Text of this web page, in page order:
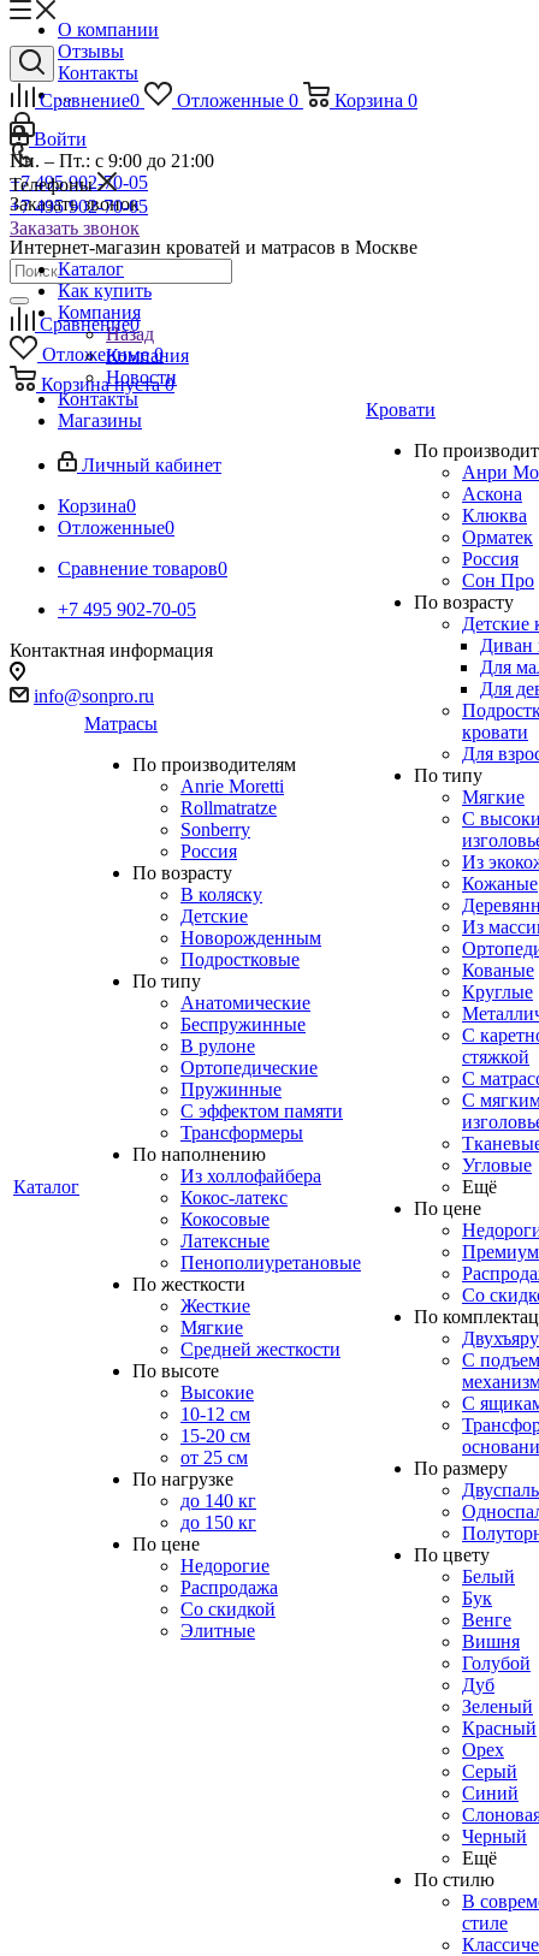
О компании
Отзывы
Контакты
...
Войти
Пн. – Пт.: с 9:00 до 21:00
+7 495 902-70-05
Заказать звонок
Интернет-магазин кроватей и матрасов в Москве
Сравнение0
Отложенные 0
Корзина пуста 0
Каталог
Матрасы
По производителям
Anrie Moretti
Rollmatratze
Sonberry
Россия
По возрасту
В коляску
Детские
Новорожденным
Подростковые
По типу
Анатомические
Беспружинные
В рулоне
Ортопедические
Пружинные
С эффектом памяти
Трансформеры
По наполнению
Из холлофайбера
Кокос-латекс
Кокосовые
Латексные
Пенополиуретановые
По жесткости
Жесткие
Мягкие
Средней жесткости
По высоте
Высокие
10-12 см
15-20 см
от 25 см
По нагрузке
до 140 кг
до 150 кг
По цене
Недорогие
Распродажа
Со скидкой
Элитные
Кровати
По
Анри
Аскона
Клюква
Орматек
Россия
Сон Про
По возрасту
Детские
Диван
Для
Для
кровати
Для
По типу
Мягкие
C
Из
Кожаные
Из
Кованые
Круглые
С
стяжкой
С
С
Угловые
Ещё
По цене
Премиум
Со
По
С
С
По размеру
По цвету
Белый
Бук
Венге
Вишня
Голубой
Дуб
Зеленый
Красный
Орех
Серый
Синий
Черный
Ещё
По стилю
В
стиле
Сравнение0 Отложенные 0 Корзина 0
Телефоны
+7 495 902-70-05
Заказать звонок
Каталог
Как купить
Компания
Назад
Компания
Новости
Контакты
Магазины
Личный кабинет
Корзина0
Отложенные0
Сравнение товаров0
+7 495 902-70-05
Контактная информация
info@sonpro.ru